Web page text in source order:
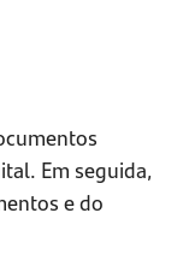
Em seguida,
e do